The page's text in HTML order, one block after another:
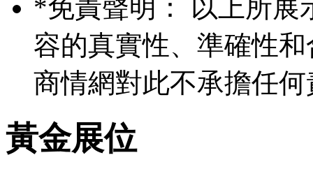
*免責聲明： 以上所展
容的真實性、準確性
商情網對此不承擔任何
黃金展位